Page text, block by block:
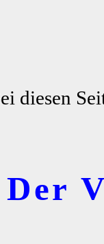
diesen